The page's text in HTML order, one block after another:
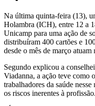
Na última quinta-feira (13),
Holambra (ICH), entre 12 a
Unicamp para uma ação de
distribuíram 400 cartões e
desde o mês de março
Segundo explicou a
Viadanna, a ação teve como
trabalhadores da saúde
os riscos inerentes à profissão.